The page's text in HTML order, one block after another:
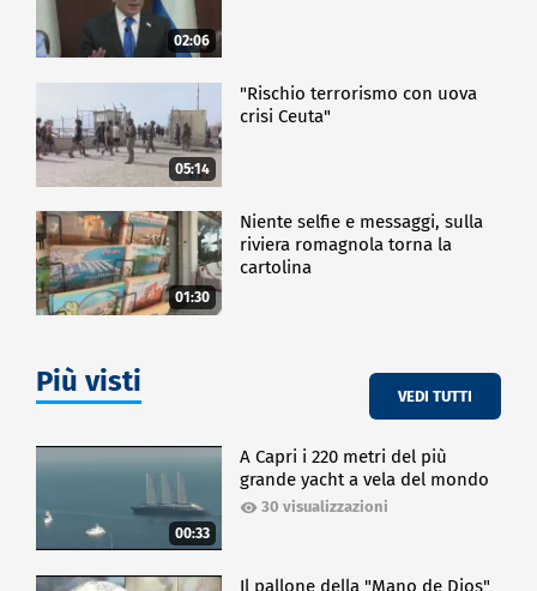
02:06
05:14
"Rischio terrorismo con uova
crisi Ceuta"
01:30
Niente selfie e messaggi, sulla
riviera romagnola torna la
cartolina
Più visti VEDI TUTTI
00:33
A Capri i 220 metri del più
grande yacht a vela del mondo
30 visualizzazioni
Il pallone della "Mano de Dios"